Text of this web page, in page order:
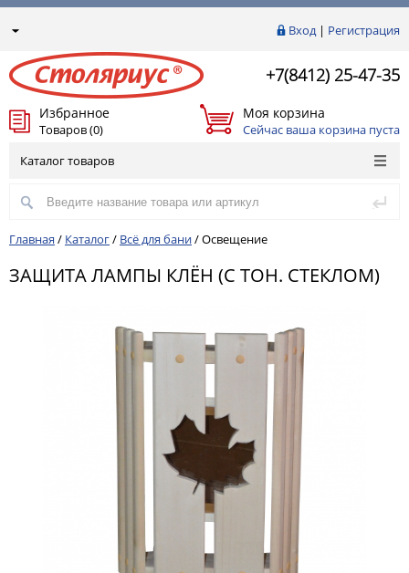
Вход| Регистрация
+7(8412) 25-47-35
Избранное
Товаров (0)
Моя корзина
Сейчас ваша корзина пуста
Каталог товаров
Главная / Каталог/ Всё для бани/Освещение
ЗАЩИТА ЛАМПЫ КЛЁН (С ТОН. СТЕКЛОМ)